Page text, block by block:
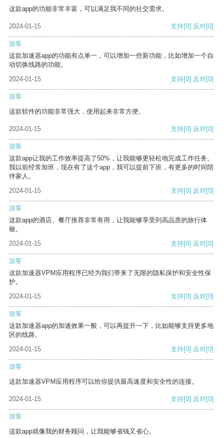
这款app的功能非常丰富，可以满足我不同的社交需求。
2024-01-15 支持[0] 反对[0]
游客
这款加速器app的功能有点单一，可以增加一些新功能，比如增加一个自
动切换线路的功能。
2024-01-15
支持[0] 反对[0]
游客
这款软件的功能非常强大，使用起来非常方便。
2024-01-15 支持[0] 反对[0]
游客
这款app让我的工作效率提高了50%，让我能够更轻松地完成工作任务。
我以前经常加班，现在有了这个app，我可以提前下班，有更多的时间陪
伴家人。
2024-01-15
支持[0] 反对[0]
游客
这款app的酒店、餐厅推荐非常有用，让我能够享受到高品质的旅行体
验。
2024-01-15
支持[0] 反对[0]
游客
这款加速器VPM应用程序已经为我们带来了无限的隐私保护和安全性保
护。
2024-01-15
支持[0] 反对[0]
游客
这款加速器app的加速效果一般，可以再提升一下，比如能够支持更多地
区的线路。
2024-01-15
支持[0] 反对[0]
游客
这款加速器VPM应用程序可以给你提供最高速度和安全性的连接。
2024-01-15 支持[0] 反对[0]
游客
这款app就像我的财务顾问，让我能够省钱又省心。